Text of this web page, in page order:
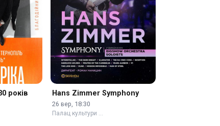
років Hans Zimmer Symphony
26 вер, 18:30
Палац культури …